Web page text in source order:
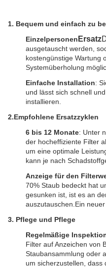
1. Bequem und einfach zu
EinzelpersonenErsatz
ausgetauscht werden,
kostengünstige Wartung
Systemüberholung
Einfache Installation:
und lässt sich schnell
installieren.
2.Empfohlene Ersatzzyklen
6 bis 12 Monate: Unter
der hocheffiziente Filter
um eine optimale
kann je nach
Anzeige für den
70% Staub bedeckt hat
gesunken ist, ist es an
auszutauschen.Ein
3. Pflege und Pflege
Regelmäßige
Filter auf Anzeichen von
Staubansammlung oder
um sicherzustellen, dass